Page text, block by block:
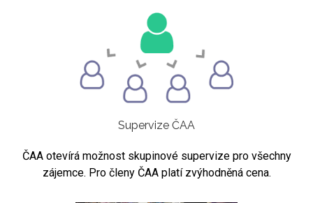
Supervize ČAA
ČAA otevírá možnost skupinové supervize pro všechny
zájemce. Pro členy ČAA platí zvýhodněná cena.